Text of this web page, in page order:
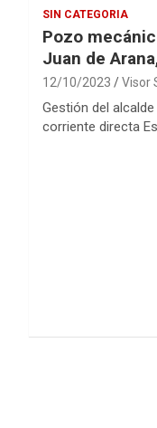
SIN CATEGORIA
Pozo
Juan de
12/10/2023 Visor
Gestión del
corriente directa